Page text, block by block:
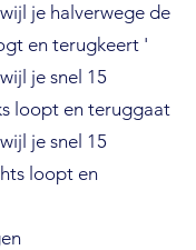
je halverwege de
en terugkeert '
je snel 15
loopt en teruggaat
je snel 15
loopt en